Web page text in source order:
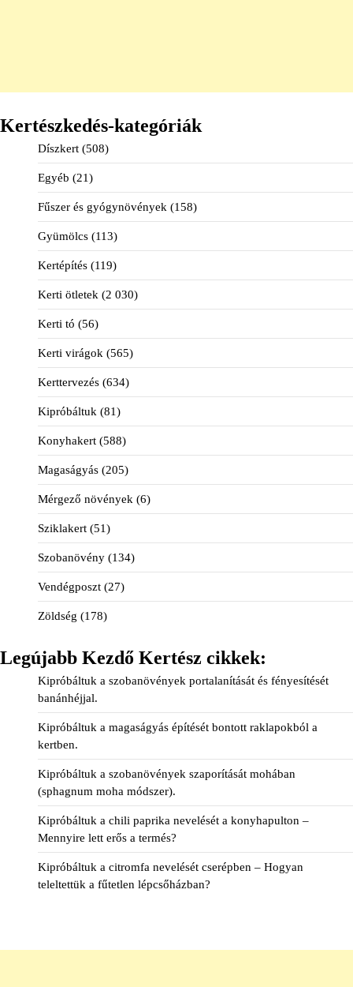
Kertészkedés-kategóriák
Díszkert (508)
Egyéb (21)
Fűszer és gyógynövények (158)
Gyümölcs (113)
Kertépítés (119)
Kerti ötletek (2 030)
Kerti tó (56)
Kerti virágok (565)
Kerttervezés (634)
Kipróbáltuk (81)
Konyhakert (588)
Magaságyás (205)
Mérgező növények (6)
Sziklakert (51)
Szobanövény (134)
Vendégposzt (27)
Zöldség (178)
Legújabb Kezdő Kertész cikkek:
Kipróbáltuk a szobanövények portalanítását és fényesítését
banánhéjjal.
Kipróbáltuk a magaságyás építését bontott raklapokból a
kertben.
Kipróbáltuk a szobanövények szaporítását mohában
(sphagnum moha módszer).
Kipróbáltuk a chili paprika nevelését a konyhapulton –
Mennyire lett erős a termés?
Kipróbáltuk a citromfa nevelését cserépben – Hogyan
teleltettük a fűtetlen lépcsőházban?